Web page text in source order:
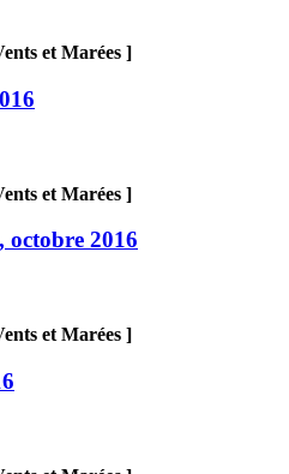
et Marées ]
et Marées ]
2016
et Marées ]